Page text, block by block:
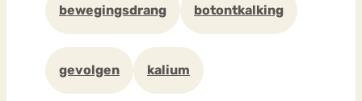
bewegingsdrang botontkalking
gevolgen kalium